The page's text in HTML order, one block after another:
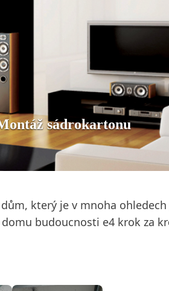
sádrokartonu
který je v mnoha
budoucnosti e4 krok za